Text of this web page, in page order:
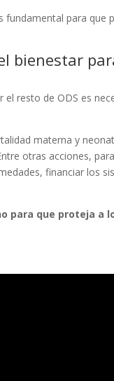
para que
bienestar
resto de ODS es
materna y
otras acciones,
financiar los
para que proteja a